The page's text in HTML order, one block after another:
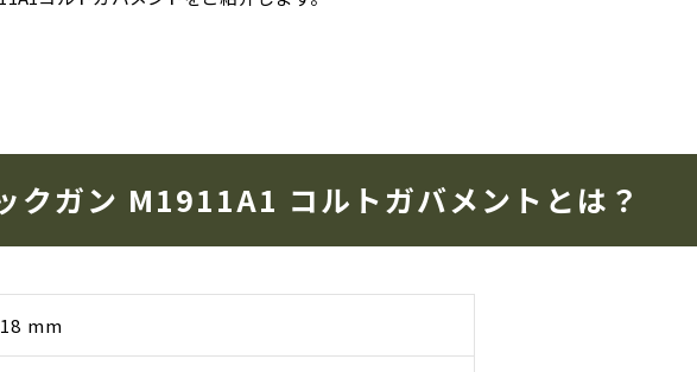
クガン M1911A1 コルトガバメントとは？
mm